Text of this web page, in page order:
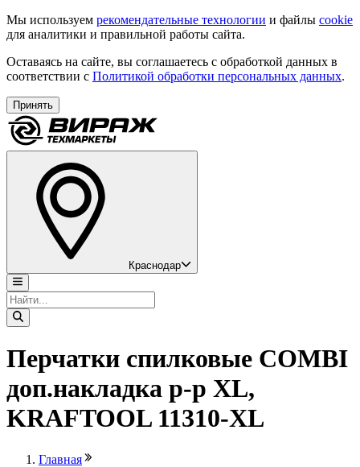
Мы используем рекомендательные технологии и файлы cookie
для аналитики и правильной работы сайта.
Оставаясь на сайте, вы соглашаетесь с обработкой данных в
соответствии с Политикой обработки персональных данных.
Принять
Краснодар
Перчатки спилковые COMBI
доп.накладка р-р XL,
KRAFTOOL 11310-XL
Главная